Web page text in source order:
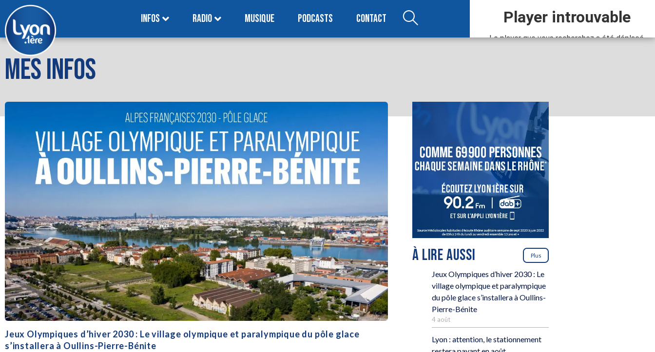
INFOS RADIO MUSIQUE PODCASTS CONTACT
MES INFOS
Jeux Olympiques d’hiver 2030 : Le village olympique et paralympique du pôle glace
s’installera à Oullins-Pierre-Bénite
À LIRE AUSSI Plus
Jeux Olympiques d’hiver 2030 : Le
village olympique et paralympique
du pôle glace s’installera à Oullins-
Pierre-Bénite
4 août
Lyon : attention, le stationnement